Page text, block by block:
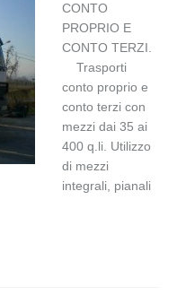
CONTO
PROPRIO E
CONTO TERZI.
Trasporti
conto proprio e
conto terzi con
mezzi dai 35 ai
400 q.li. Utilizzo
di mezzi
integrali, pianali